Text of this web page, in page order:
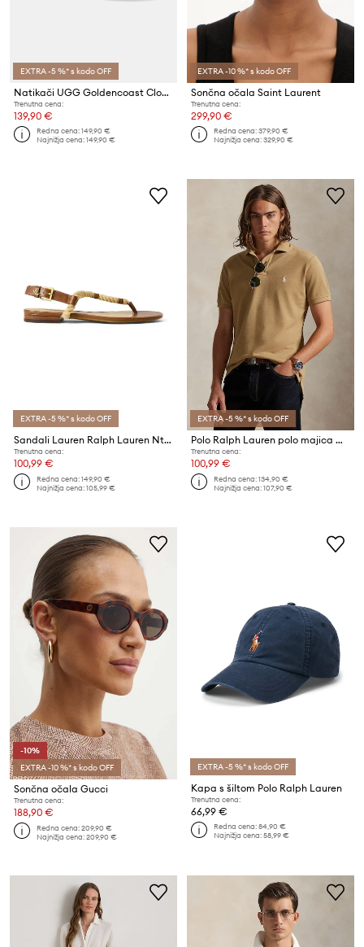
EXTRA -5 %* s kodo OFF
Natikači UGG Goldencoast Clog II
Trenutna cena:
139,90 €
Redna cena:149,90 €
Najnižja cena:149,90 €
EXTRA -10 %* s kodo OFF
Sončna očala Saint Laurent
Trenutna cena:
299,90 €
Redna cena:379,90 €
Najnižja cena:329,90 €
EXTRA -5 %* s kodo OFF
Sandali Lauren Ralph Lauren Ntcl Everley
Trenutna cena:
100,99 €
Redna cena:149,90 €
Najnižja cena:105,99 €
EXTRA -5 %* s kodo OFF
Polo Ralph Lauren polo majica moška bombažna
Trenutna cena:
100,99 €
Redna cena:134,90 €
Najnižja cena:107,90 €
-10%
EXTRA -10 %* s kodo OFF
Sončna očala Gucci
Trenutna cena:
188,90 €
Redna cena:209,90 €
Najnižja cena:209,90 €
EXTRA -5 %* s kodo OFF
Kapa s šiltom Polo Ralph Lauren
Trenutna cena:
66,99 €
Redna cena:84,90 €
Najnižja cena:58,99 €